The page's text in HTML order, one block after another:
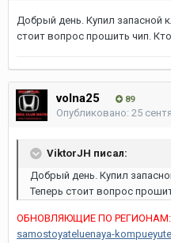
Добрый день. Купил запасной
стоит вопрос прошить чип.
volna25 89
Опубликовано: 25
ViktorJH писал:
Добрый день. Купил
Теперь стоит вопрос
ОБНОВЛЯЮЩИЕ ПО РЕГИОНАМ:
samostoyateluenaya-